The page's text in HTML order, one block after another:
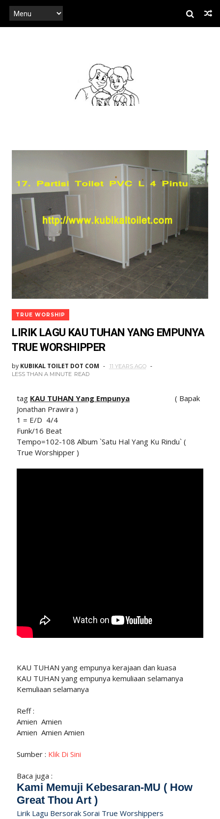
TRUE WORSHIP
LIRIK LAGU KAU TUHAN YANG EMPUNYA
TRUE WORSHIPPER
by KUBIKAL TOILET DOT COM
11 YEARS AGO
LESS THAN A MINUTE READ
tag KAU TUHAN Yang Empunya( Bapak
Jonathan Prawira )
1 = E/D 4/4
Funk/16 Beat
Tempo=102-108 Album `Satu Hal Yang Ku Rindu` (
True Worshipper )
KAU TUHAN yang empunya kerajaan dan kuasa
KAU TUHAN yang empunya kemuliaan selamanya
Kemuliaan selamanya
Reff :
Amien Amien
Amien Amien Amien
Sumber : Klik Di Sini
Baca juga :
Kami Memuji Kebesaran-MU ( How
Great Thou Art )
Lirik Lagu Bersorak Sorai True Worshippers